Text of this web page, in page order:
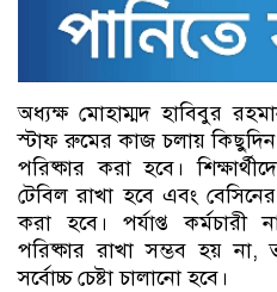
অধ্যক্ষ মোহাম্মদ হাবিবুর
স্টাফ রুমের কাজ চলায়
পরিষ্কার করা হবে।
টেবিল রাখা হবে এবং
করা হবে। পর্যাপ্ত
পরিষ্কার রাখা সম্ভব হয় না,
সর্বোচ্চ চেষ্টা চালানো হবে।